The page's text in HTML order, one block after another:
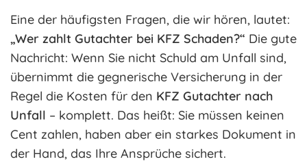
Eine der häufigsten Fragen, die wir hören, lautet:
„Wer zahlt Gutachter bei KFZ Schaden?“ Die gute
Nachricht: Wenn Sie nicht Schuld am Unfall sind,
übernimmt die gegnerische Versicherung in der
Regel die Kosten für den KFZ Gutachter nach
Unfall – komplett. Das heißt: Sie müssen keinen
Cent zahlen, haben aber ein starkes Dokument in
der Hand, das Ihre Ansprüche sichert.